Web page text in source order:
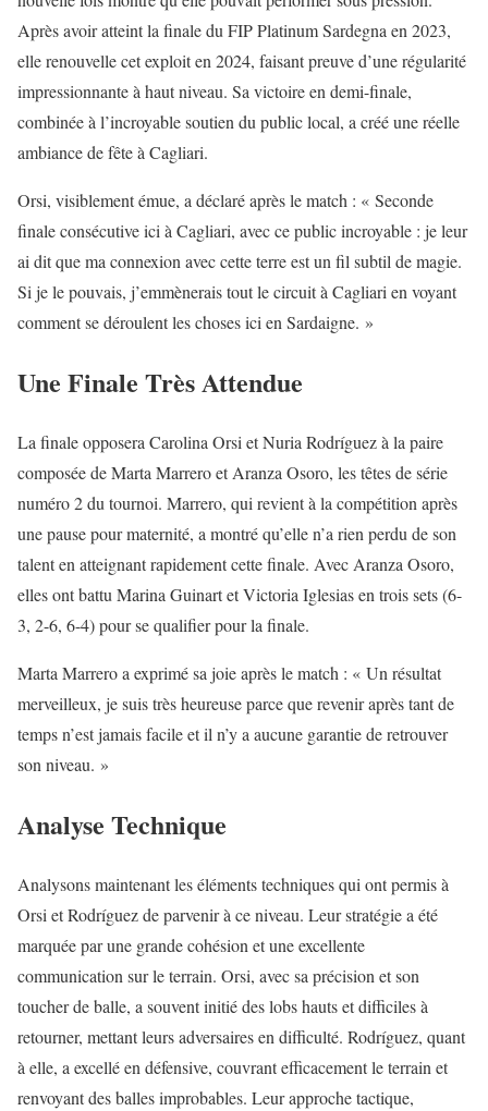
Après avoir atteint la finale du FIP Platinum Sardegna en 2023,
elle renouvelle cet exploit en 2024, faisant preuve d’une régularité
impressionnante à haut niveau. Sa victoire en demi-finale,
combinée à l’incroyable soutien du public local, a créé une réelle
ambiance de fête à Cagliari.
Orsi, visiblement émue, a déclaré après le match : « Seconde
finale consécutive ici à Cagliari, avec ce public incroyable : je leur
ai dit que ma connexion avec cette terre est un fil subtil de magie.
Si je le pouvais, j’emmènerais tout le circuit à Cagliari en voyant
comment se déroulent les choses ici en Sardaigne. »
Une Finale Très Attendue
La finale opposera Carolina Orsi et Nuria Rodríguez à la paire
composée de Marta Marrero et Aranza Osoro, les têtes de série
numéro 2 du tournoi. Marrero, qui revient à la compétition après
une pause pour maternité, a montré qu’elle n’a rien perdu de son
talent en atteignant rapidement cette finale. Avec Aranza Osoro,
elles ont battu Marina Guinart et Victoria Iglesias en trois sets (6-
3, 2-6, 6-4) pour se qualifier pour la finale.
Marta Marrero a exprimé sa joie après le match : « Un résultat
merveilleux, je suis très heureuse parce que revenir après tant de
temps n’est jamais facile et il n’y a aucune garantie de retrouver
son niveau. »
Analyse Technique
Analysons maintenant les éléments techniques qui ont permis à
Orsi et Rodríguez de parvenir à ce niveau. Leur stratégie a été
marquée par une grande cohésion et une excellente
communication sur le terrain. Orsi, avec sa précision et son
toucher de balle, a souvent initié des lobs hauts et difficiles à
retourner, mettant leurs adversaires en difficulté. Rodríguez, quant
à elle, a excellé en défensive, couvrant efficacement le terrain et
renvoyant des balles improbables. Leur approche tactique,